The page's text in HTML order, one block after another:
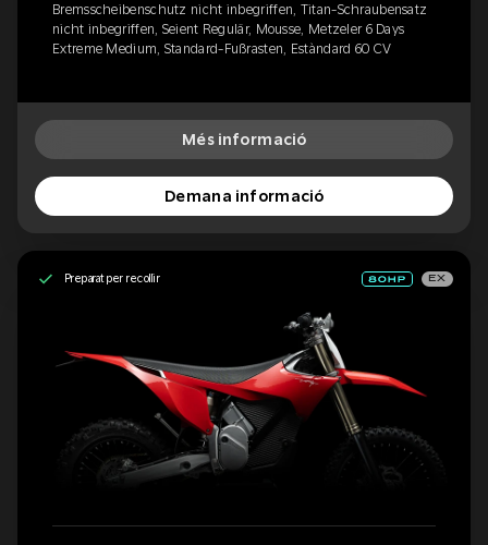
Bremsscheibenschutz nicht inbegriffen, Titan-Schraubensatz
nicht inbegriffen, Seient Regulär, Mousse, Metzeler 6 Days
Extreme Medium, Standard-Fußrasten, Estàndard 60 CV
Més informació
Demana informació
Preparat per recollir EX